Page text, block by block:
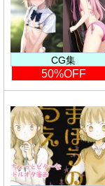
CG集
50%OFF